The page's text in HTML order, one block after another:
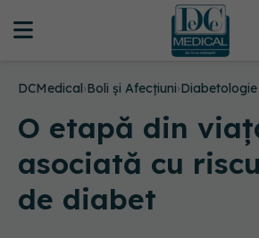
DCMedical›Boli și Afecțiuni›
O etapă din
asociată cu
de diabet